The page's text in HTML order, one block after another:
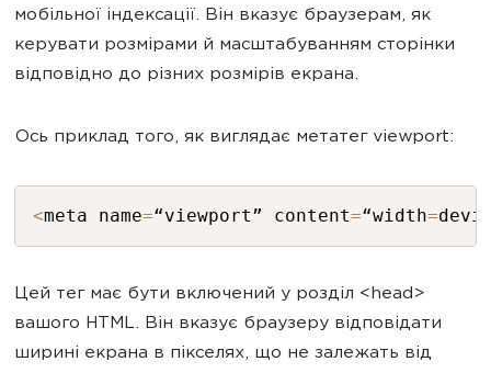
мобільної індексації. Він вказує браузерам, як
керувати розмірами й масштабуванням сторінки
відповідно до різних розмірів екрана.
Ось приклад того, як виглядає метатег viewport:
<meta name=“viewport” content=“width=
Цей тег має бути включений у розділ <head>
вашого HTML. Він вказує браузеру відповідати
ширині екрана в пікселях, що не залежать від